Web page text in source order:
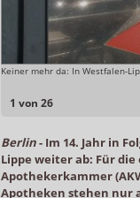
1 von 26
Keiner mehr da: In Westfalen-
Berlin- Im 14. Jahr in
Lippe weiter ab: Für
Apothekerkammer
Apotheken stehen nur